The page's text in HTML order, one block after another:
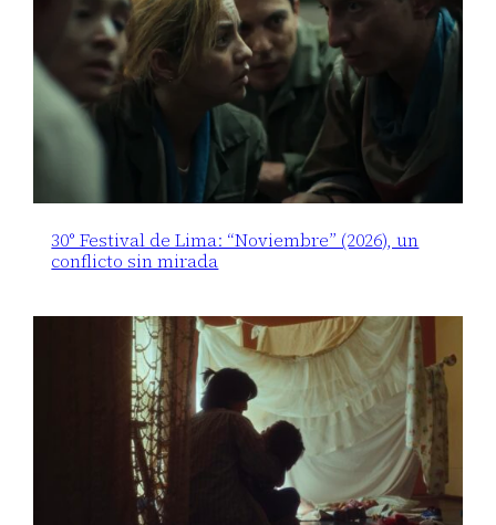
30° Festival de Lima: “Noviembre” (2026), un
conflicto sin mirada